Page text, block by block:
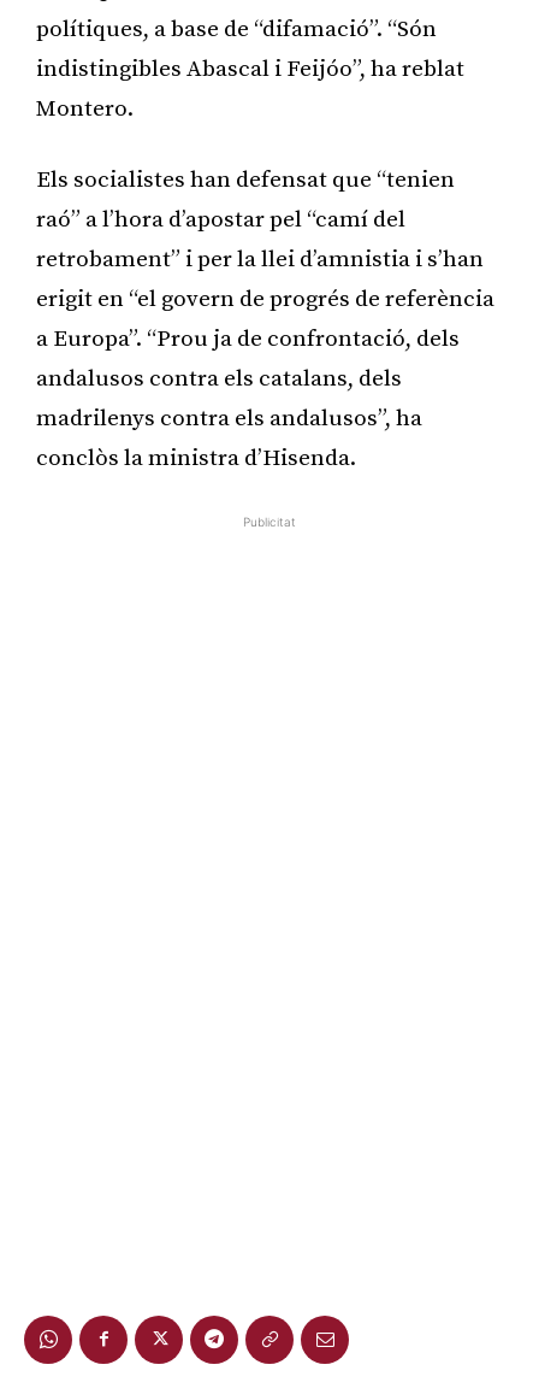
polítiques, a base de “difamació”. “Són
indistingibles Abascal i Feijóo”, ha reblat
Montero.
Els socialistes han defensat que “tenien
raó” a l’hora d’apostar pel “camí del
retrobament” i per la llei d’amnistia i s’han
erigit en “el govern de progrés de referència
a Europa”. “Prou ja de confrontació, dels
andalusos contra els catalans, dels
madrilenys contra els andalusos”, ha
conclòs la ministra d’Hisenda.
Publicitat